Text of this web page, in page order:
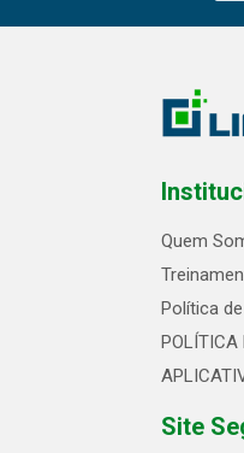
Quem
Política
POLÍTICA
Site